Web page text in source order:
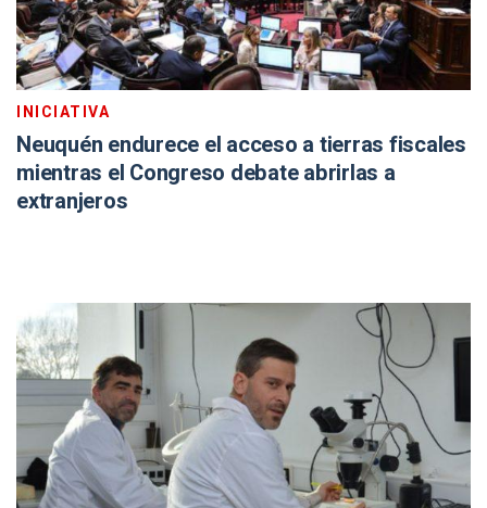
INICIATIVA
Neuquén endurece el acceso a tierras fiscales
mientras el Congreso debate abrirlas a
extranjeros